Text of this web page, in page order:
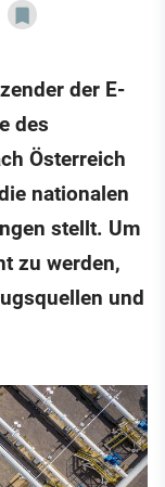
der E-
des
Österreich
nationalen
stellt. Um
zu werden,
und